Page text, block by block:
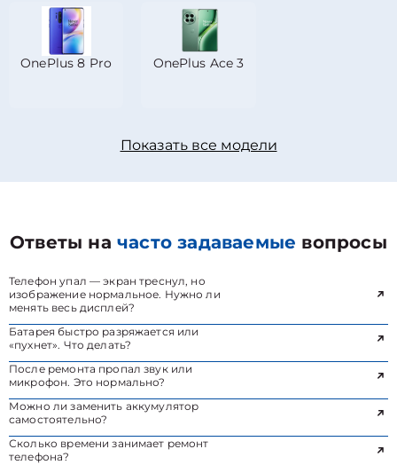
OnePlus 8 Pro OnePlus Ace 3
Показать все модели
Ответы начасто задаваемые вопросы
Телефон упал — экран треснул, но
изображение нормальное. Нужно ли
менять весь дисплей?
Батарея быстро разряжается или
«пухнет». Что делать?
После ремонта пропал звук или
микрофон. Это нормально?
Можно ли заменить аккумулятор
самостоятельно?
Сколько времени занимает ремонт
телефона?